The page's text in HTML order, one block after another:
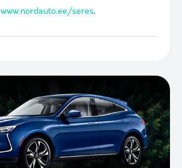
www.nordauto.ee/seres.